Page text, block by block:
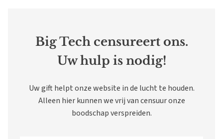
Big Tech censureert ons.
Uw hulp is nodig!
Uw gift helpt onze website in de lucht te houden.
Alleen hier kunnen we vrij van censuur onze
boodschap verspreiden.